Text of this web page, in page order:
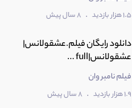
1.5 هزار بازدید . 8 سال پیش
دانلود رایگان فیلم.عشقولانس|
عشقولانس|full ...
فیلم نامبر وان
1.9 هزار بازدید . 8 سال پیش